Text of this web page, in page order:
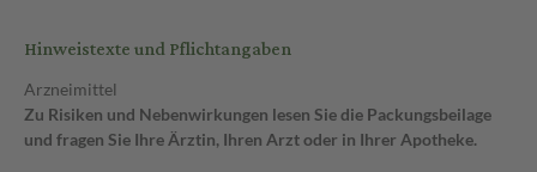
Hinweistexte und Pflichtangaben
Arzneimittel
Zu Risiken und Nebenwirkungen lesen Sie die Packungsbeilage
und fragen Sie Ihre Ärztin, Ihren Arzt oder in Ihrer Apotheke.